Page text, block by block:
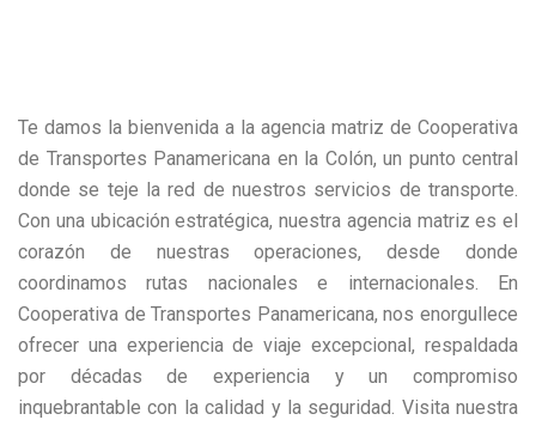
Te damos la bienvenida a la agencia matriz de Cooperativa
de Transportes Panamericana en la Colón, un punto central
donde se teje la red de nuestros servicios de transporte.
Con una ubicación estratégica, nuestra agencia matriz es el
corazón de nuestras operaciones, desde donde
coordinamos rutas nacionales e internacionales. En
Cooperativa de Transportes Panamericana, nos enorgullece
ofrecer una experiencia de viaje excepcional, respaldada
por décadas de experiencia y un compromiso
inquebrantable con la calidad y la seguridad. Visita nuestra